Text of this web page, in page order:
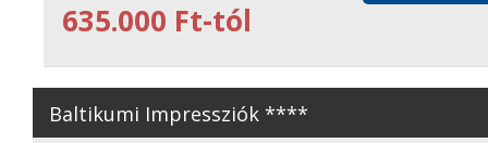
635.000 Ft-tól
Baltikumi Impressziók ****